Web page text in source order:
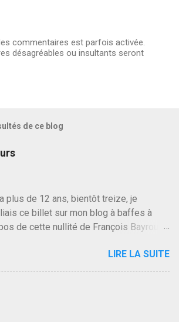
commentaires est parfois activée.
désagréables ou insultants seront
de ce blog
plus de 12 ans, bientôt treize, je
ce billet sur mon blog à baffes à
de cette nullité de François Bayrou. Il
je ne parle pas des couples mais
amis ou des valeurs dans lesquels on
François Bayrou est en passe de
le traite d'une partie de son électorat
par la presse qu'on l'apprend. On
LIRE LA SUITE